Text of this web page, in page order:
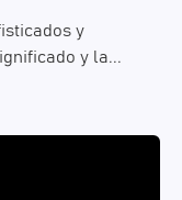
y
y la...